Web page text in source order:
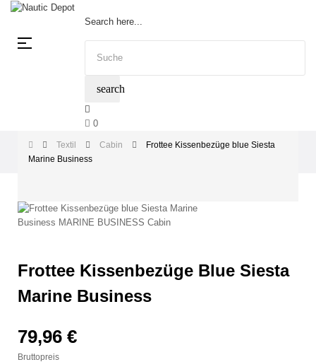
Umschalten
☰
Search here...
search
0
Textil Cabin
Frottee Kissenbezüge blue Siesta
Marine Business
Frottee Kissenbezüge Blue Siesta
Marine Business
79,96 €
Bruttopreis